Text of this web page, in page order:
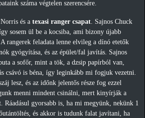
száma végtelen szerencsére.
és a texasi ranger csapat. Sajnos Chuck
sosem ül be a kocsiba, ami bizony újabb
rangerek feladata lenne elvileg a dínó etetők
gyógyítása, és az épület/fal javítás. Sajnos
a sofőr, mint a tök, a dzsip papírból van,
csávó is béna, így leginkább mi fogjuk vezetni.
lesz, és az időnk jelentős része fog ezzel
menni mindent csinálni, mert kinyírják a
Ráadásul gyorsabb is, ha mi megyünk, nekünk 1
és akkor is tudunk falat javítani, ha